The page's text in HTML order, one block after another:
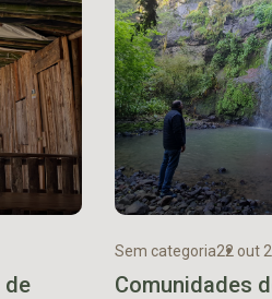
de
Sem categoria22 out
Comunidades